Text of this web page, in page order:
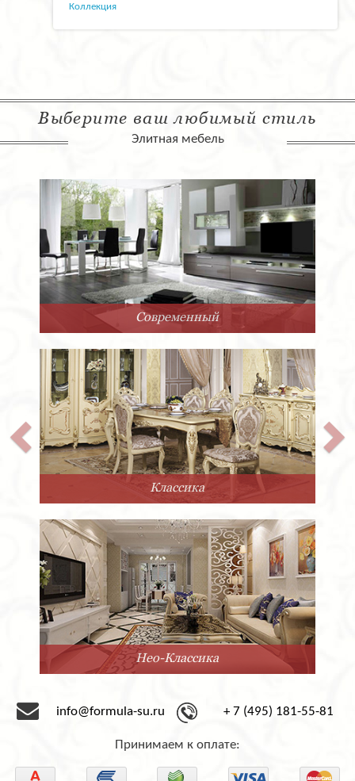
Коллекция
Выберите ваш любимый стиль
Элитная мебель
Современный
Классика
Нео-Классика
info@formula-su.ru + 7 (495) 181-55-81
Принимаем к оплате: